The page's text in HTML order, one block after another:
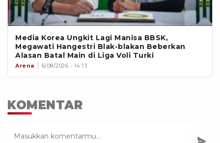
Media Korea Ungkit Lagi Manisa BBSK,
Megawati Hangestri Blak-blakan Beberkan
Alasan Batal Main di Liga Voli Turki
Arena 6/08/2026 - 14:13
KOMENTAR